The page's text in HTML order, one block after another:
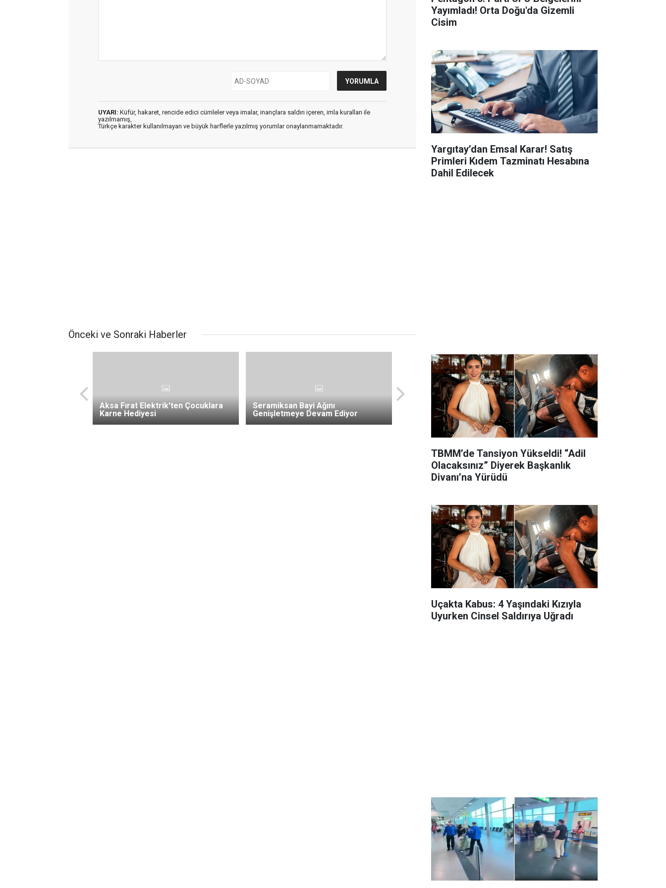
UYARI: Küfür, hakaret, rencide edici cümleler veya imalar, inançlara saldırı içeren, imla kuralları ile
yazılmamış,
Türkçe karakter kullanılmayan ve büyük harflerle yazılmış yorumlar onaylanmamaktadır.
Önceki ve Sonraki Haberler
Aksa Fırat Elektrik'ten Çocuklara
Karne Hediyesi
Seramiksan Bayi Ağını
Genişletmeye Devam Ediyor
Yayımladı! Orta Doğu'da Gizemli
Cisim
Yargıtay’dan Emsal Karar! Satış
Primleri Kıdem Tazminatı Hesabına
Dahil Edilecek
TBMM’de Tansiyon Yükseldi! “Adil
Olacaksınız” Diyerek Başkanlık
Divanı’na Yürüdü
Uçakta Kabus: 4 Yaşındaki Kızıyla
Uyurken Cinsel Saldırıya Uğradı